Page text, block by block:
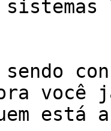
você já
está